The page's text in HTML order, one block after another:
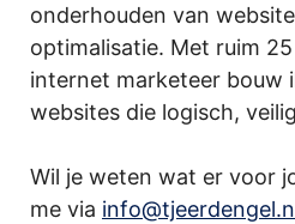
onderhouden van
optimalisatie. Met ruim
internet marketeer bouw
websites die logisch,
Wil je weten wat er voor
me via